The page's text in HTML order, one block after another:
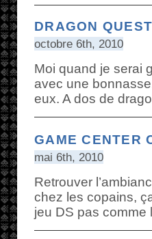
DRAGON
octobre 6th, 2010
Moi quand je serai
avec une
eux. A dos de
GAME CENTER
mai 6th, 2010
Retrouver
chez les copains,
jeu DS pas comme